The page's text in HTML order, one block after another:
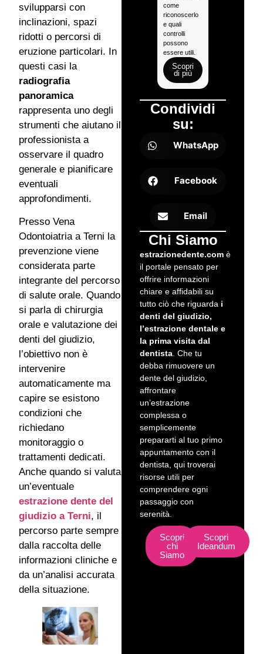
svilupparsi con
inclinazioni, spazi
ridotti o percorsi di
eruzione particolari. In
questi casi la
radiografia
panoramica
rappresenta uno degli
strumenti che aiutano il
professionista a
osservare il quadro
generale e pianificare
eventuali
approfondimenti.
Presso Vena
Odontoiatria a Terni la
prevenzione viene
considerata parte
integrante del percorso
di salute orale. Quando
si parla di chirurgia
orale e valutazione dei
denti del giudizio,
l’obiettivo non è
intervenire
automaticamente ma
capire se esistono
condizioni che
richiedano
monitoraggio o
trattamenti dedicati.
Anche quando si valuta
un’eventuale
estrazione dente del
giudizio a Terni, il
percorso parte sempre
dalla raccolta delle
informazioni cliniche e
da un’analisi accurata
della situazione.
come
riconoscerlo
e quali
controlli
possono
essere utili.
Scopri
di più
Condividi
su:
WhatsApp
Facebook
Email
Chi Siamo
estrazionedente.com è
il portale pensato per
offrire informazioni
chiare e affidabili su
tutto ciò che riguarda i
denti del giudizio,
l’estrazione dentale e
la prima visita dal
dentista . Che tu
debba rimuovere un
dente del giudizio,
affrontare
un’estrazione
complessa o
semplicemente
prepararti al tuo primo
appuntamento con il
dentista, qui troverai
risorse utili per
comprendere ogni
passaggio con
serenità.
Scopri
chi
Siamo
Scopri
Ideandum